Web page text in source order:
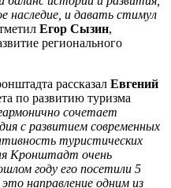
наследие, и давать стимул
Егор Сызин,
регионального
рассказал Евгений
по развитию туризма
сочетает
с развитием современных
туристических
Кронштадт очень
году его посетили 5
направление одним из